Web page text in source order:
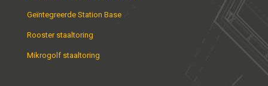
Geïntegreerde Station Base
Rooster staaltoring
Mikrogolf staaltoring